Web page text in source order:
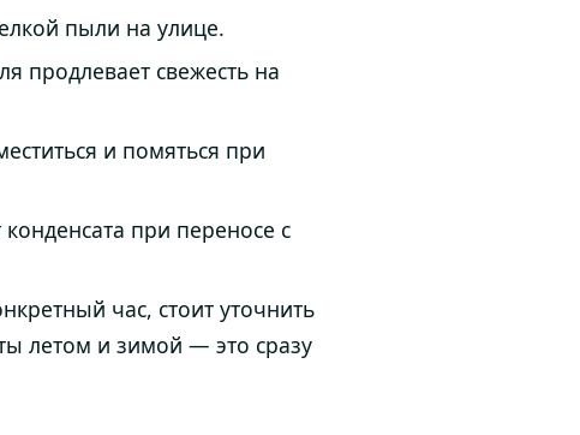
пыли на улице.
продлевает свежесть на
и помяться при
при переносе с
час, стоит уточнить
летом и зимой — это сразу